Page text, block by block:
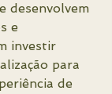
desenvolvem
e
investir
para
de